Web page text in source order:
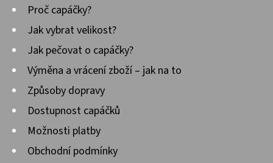
Proč capáčky?
Jak vybrat velikost?
Jak pečovat o capáčky?
Výměna a vrácení zboží – jak na to
Způsoby dopravy
Dostupnost capáčků
Možnosti platby
Obchodní podmínky